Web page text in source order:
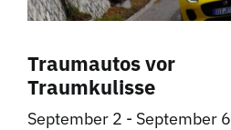
Traumautos vor
Traumkulisse
September 2 - September 6